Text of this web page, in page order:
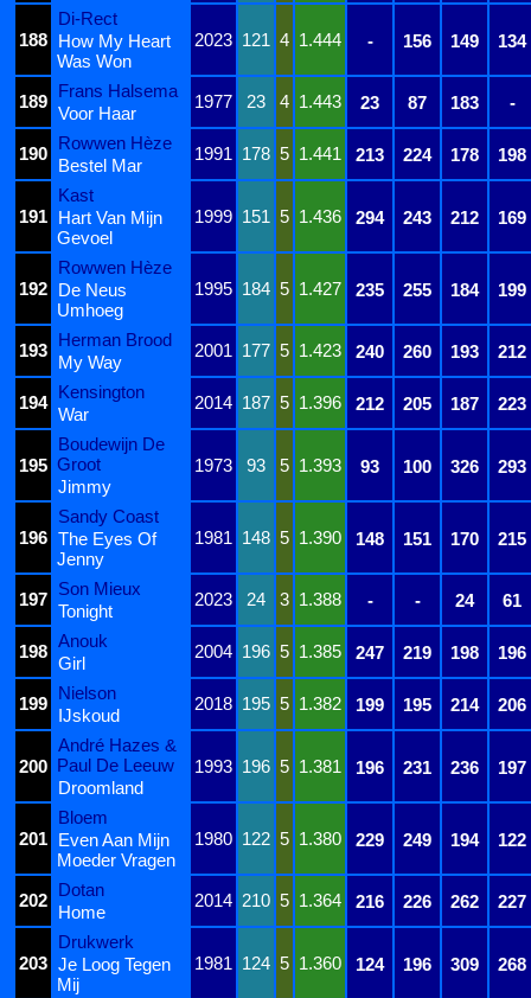
188
Di-Rect
2023 121 4 1.444 - 156 149 134
How My Heart
Was Won
189
Frans Halsema
1977 23 4 1.443 23 87 183 -
Voor Haar
190
Rowwen Hèze
1991 178 5 1.441 213 224 178 198
Bestel Mar
191
Kast
1999 151 5 1.436 294 243 212 169
Hart Van Mijn
Gevoel
192
Rowwen Hèze
1995 184 5 1.427 235 255 184 199
De Neus
Umhoeg
193
Herman Brood
2001 177 5 1.423 240 260 193 212
My Way
194
Kensington
2014 187 5 1.396 212 205 187 223
War
195
Boudewijn De
Groot
1973 93 5 1.393 93 100 326
293
Jimmy
196
Sandy Coast
1981 148 5 1.390 148 151 170 215
The Eyes Of
Jenny
197
Son Mieux
2023 24 3 1.388 - - 24 61
Tonight
198
Anouk
2004 196 5 1.385 247 219 198 196
Girl
199
Nielson
2018 195 5 1.382 199 195 214 206
IJskoud
200
André Hazes &
Paul De Leeuw
1993 196 5 1.381 196 231 236
197
Droomland
201
Bloem
1980 122 5 1.380 229 249 194 122
Even Aan Mijn
Moeder Vragen
202
Dotan
2014 210 5 1.364 216 226 262 227
Home
203
Drukwerk
1981 124 5 1.360 124 196 309 268
Je Loog Tegen
Mij